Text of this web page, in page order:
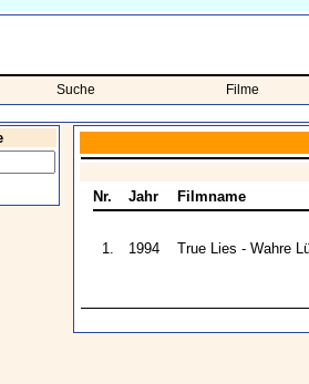
Suche Filme
Nr. Jahr Filmname
1. 1994 True Lies - Wahre